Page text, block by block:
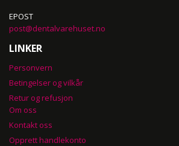
EPOST
post@dentalvarehuset.no
LINKER
Personvern
Betingelser og vilkår
Retur og refusjon
Om oss
Kontakt oss
Opprett handlekonto